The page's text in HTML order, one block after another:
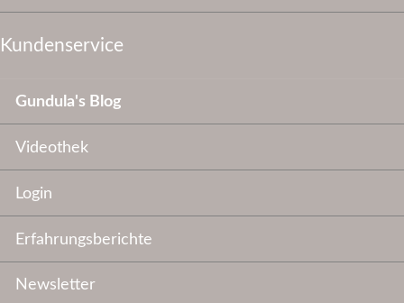
Kundenservice
Gundula's Blog
Videothek
Login
Erfahrungsberichte
Newsletter